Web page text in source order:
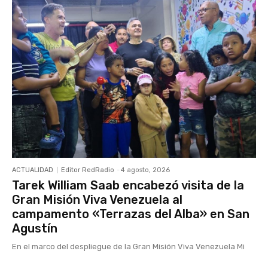
ACTUALIDAD Editor RedRadio - 4 agosto, 2026
Tarek William Saab encabezó visita de la
Gran Misión Viva Venezuela al
campamento «Terrazas del Alba» en San
Agustín
En el marco del despliegue de la Gran Misión Viva Venezuela Mi